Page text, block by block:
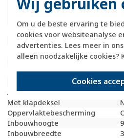
Om u de beste ervaring te
cookies voor websiteanalyse
advertenties. Lees meer in ons
alleen noodzakelijke cookies?
Cookies
Technische
Specificatie
Kleur
Breedte
Halogeenvrij
Hoogte
Aantal eenheden
4
Met klapdeksel
Oppervlaktebescherming
Inbouwhoogte
Inbouwbreedte